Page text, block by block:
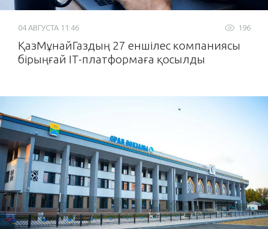
196
04 АВГУСТА 11:46
ҚазМұнайГаздың 27 еншілес компаниясы
бірыңғай IT-платформаға қосылды